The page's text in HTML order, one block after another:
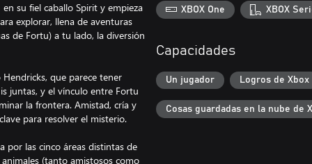
su fiel caballo Spirit y empieza
explorar, llena de aventuras
de Fortu) a tu lado, la diversión
que parece tener
juntas, y el vínculo entre Fortu
la frontera. Amistad, cría y
para resolver el misterio.
por las cinco áreas distintas de
(tanto amistosos como
XBOX One XBOX
Capacidades
Un jugador Logros de Xbox
Cosas guardadas en la nube de